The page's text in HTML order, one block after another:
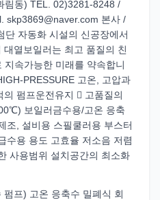
림동) TEL. 02)3281-8248 /
skp3869@naver.com 본사 /
단 자동화 시설의 신공장에서
열보일러는 최고 품질의 친
지속가능한 미래를 약속합니
PRESSURE 고온, 고압과
펌프운전유지  고품질의
보일러금수용/고온 응축
조, 설비용 스필쿨러용 부스터
수용 용도 고효율 저소음 저렴
사용범위 설치공간의 최소화
프) 고온 응축수 밀폐식 회